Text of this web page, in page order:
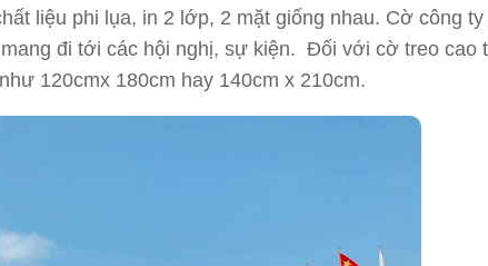
liệu phi lụa, in 2 lớp, 2 mặt giống nhau. Cờ công ty
đi tới các hội nghị, sự kiện. Đối với cờ treo cao
120cmx 180cm hay 140cm x 210cm.